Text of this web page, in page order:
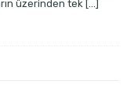
üzerinden tek […]